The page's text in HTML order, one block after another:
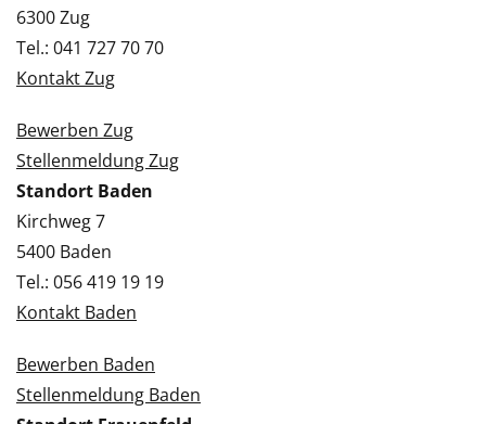
6300 Zug
Tel.: 041 727 70 70
Kontakt Zug
Bewerben Zug
Stellenmeldung Zug
Standort Baden
Kirchweg 7
5400 Baden
Tel.: 056 419 19 19
Kontakt Baden
Bewerben Baden
Stellenmeldung Baden